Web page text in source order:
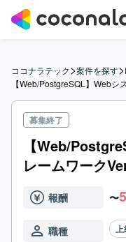
ココナラテック>案件を探す>
【Web/PostgreSQL】Web
募集終了
【Web/
レームワーク
報酬 〜
職種 上